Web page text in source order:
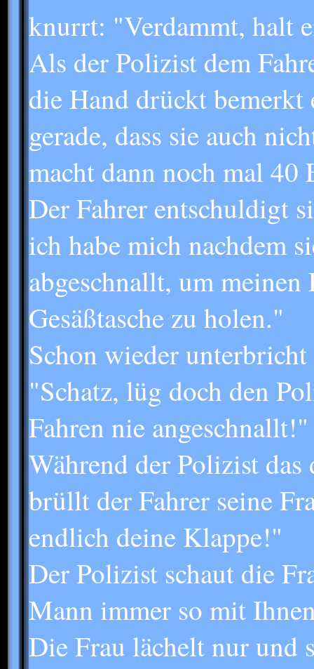
knurrt: "Verdammt, halt
Als der Polizist dem
die Hand drückt
gerade, dass sie auch
macht dann noch mal
Der Fahrer entschuldigt
ich habe mich nachdem
abgeschnallt, um meinen
Gesäßtasche zu holen."
Schon wieder
"Schatz, lüg doch den
Fahren nie angeschnallt!"
Während der Polizist
brüllt der Fahrer seine
endlich deine Klappe!"
Der Polizist schaut die
Mann immer so mit
Die Frau lächelt nur und